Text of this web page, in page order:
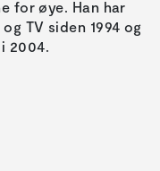
for øye. Han har
TV siden 1994 og
2004.